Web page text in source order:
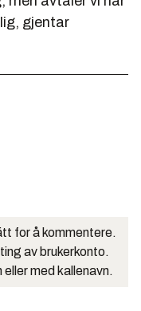
gjentar
for å kommentere.
av brukerkonto.
med kallenavn.